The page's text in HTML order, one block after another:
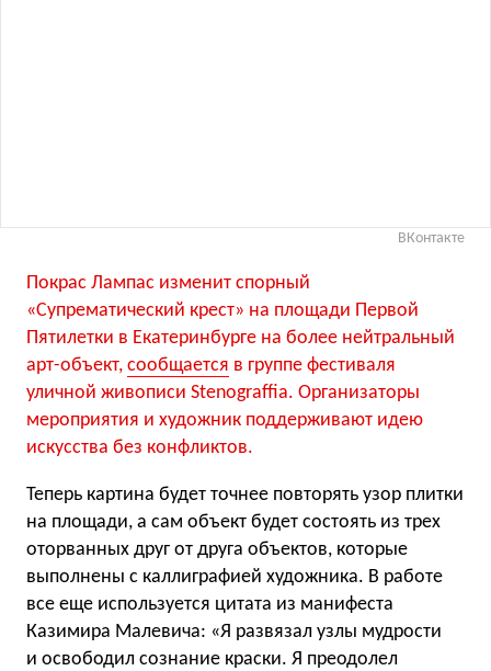
ВКонтакте
Покрас Лампас изменит спорный
«Супрематический крест» на площади Первой
Пятилетки в Екатеринбурге на более нейтральный
арт-объект, сообщается в группе фестиваля
уличной живописи Stenograffia. Организаторы
мероприятия и художник поддерживают идею
искусства без конфликтов.
Теперь картина будет точнее повторять узор плитки
на площади, а сам объект будет состоять из трех
оторванных друг от друга объектов, которые
выполнены с каллиграфией художника. В работе
все еще используется цитата из манифеста
Казимира Малевича: «Я развязал узлы мудрости
и освободил сознание краски. Я преодолел